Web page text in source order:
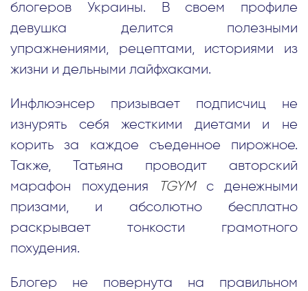
блогеров Украины. В своем профиле
девушка делится полезными
упражнениями, рецептами, историями из
жизни и дельными лайфхаками.
Инфлюэнсер призывает подписчиц не
изнурять себя жесткими диетами и не
корить за каждое съеденное пирожное.
Также, Татьяна проводит авторский
марафон похудения
TGYMс денежными
призами, и абсолютно бесплатно
раскрывает тонкости грамотного
похудения.
Блогер не повернута на правильном